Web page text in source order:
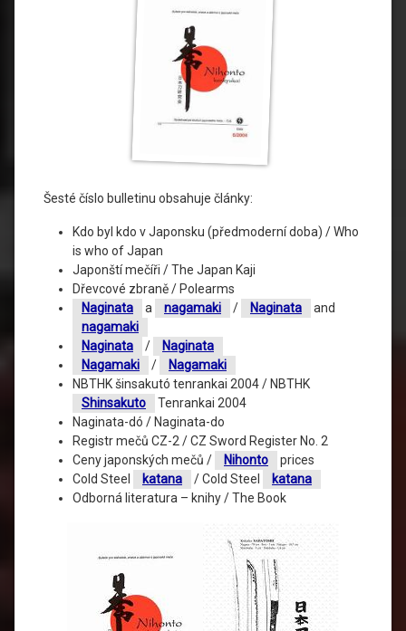
Šesté číslo bulletinu obsahuje články:
Kdo byl kdo v Japonsku (předmoderní doba) / Who
is who of Japan
Japonští mečíři / The Japan Kaji
Dřevcové zbraně / Polearms
Naginata
a nagamaki / Naginata
and
nagamaki
Naginata
/
Naginata
Nagamaki
/
Nagamaki
NBTHK šinsakutó tenrankai 2004 / NBTHK
Shinsakuto
Tenrankai 2004
Naginata-dó / Naginata-do
Registr mečů CZ-2 / CZ Sword Register No. 2
Ceny japonských mečů /
Nihonto
prices
Cold Steel
katana / Cold Steel
katana
Odborná literatura – knihy / The Book